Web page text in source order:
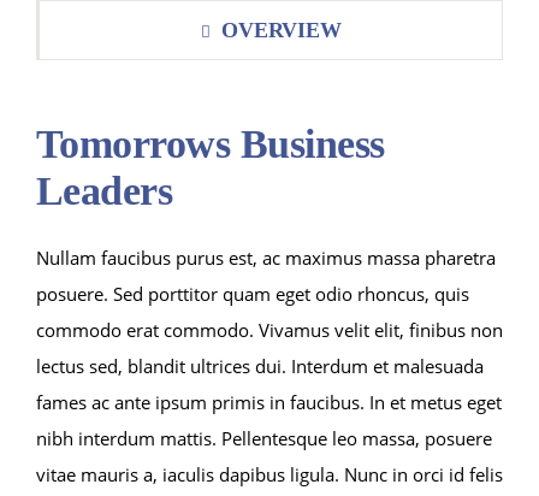
OVERVIEW
Tomorrows Business
Leaders
Nullam faucibus purus est, ac maximus massa pharetra
posuere. Sed porttitor quam eget odio rhoncus, quis
commodo erat commodo. Vivamus velit elit, finibus non
lectus sed, blandit ultrices dui. Interdum et malesuada
fames ac ante ipsum primis in faucibus. In et metus eget
nibh interdum mattis. Pellentesque leo massa, posuere
vitae mauris a, iaculis dapibus ligula. Nunc in orci id felis